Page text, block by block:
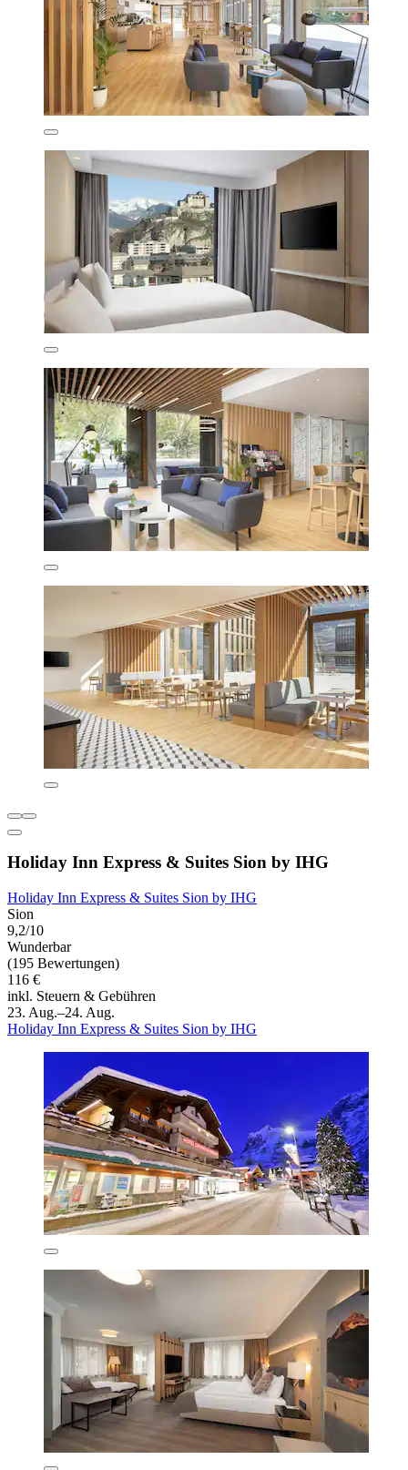
Holiday Inn Express & Suites Sion by IHG
Holiday Inn Express & Suites Sion by IHG
Sion
9,2/10
Wunderbar
(195 Bewertungen)
116 €
inkl. Steuern & Gebühren
23. Aug.–24. Aug.
Holiday Inn Express & Suites Sion by IHG